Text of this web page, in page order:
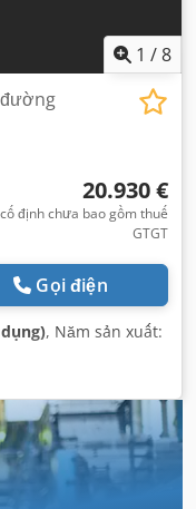
1 /8
đường
20.930 €
định chưa bao gồm thuế
GTGT
Gọi điện
, Năm sản xuất: